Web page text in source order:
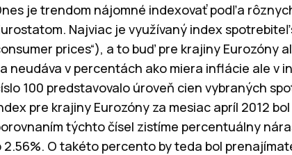
je trendom nájomné indexovať podľa
Najviac je využívaný index
prices“), a to buď pre krajiny Eurozóny
neudáva v percentách ako miera inflácie ale v
100 predstavovalo úroveň cien vybraných
pre krajiny Eurozóny za mesiac apríl 2012 bol
týchto čísel zistíme percentuálny
2.56%. O takéto percento by teda bol